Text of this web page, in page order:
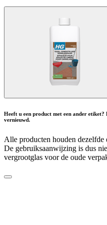
Heeft u een product met een ander
vernieuwd.
Alle producten houden
De gebruiksaanwijzing is dus
vergrootglas voor de oude